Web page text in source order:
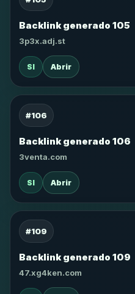
Backlink generado 105
3p3x.adj.st
SI Abrir
#106
Backlink generado 106
3venta.com
SI Abrir
#109
Backlink generado 109
47.xg4ken.com